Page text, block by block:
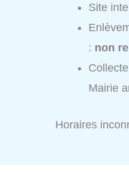
Site
: non
Mairie
Horaires